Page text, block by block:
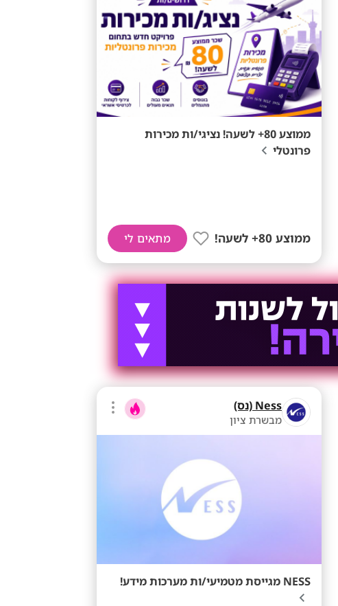
ממוצע 80+ לשעה! נציגי/ות מכירות
פרונטלי
ממוצע 80+ לשעה! מתאים לי
Ness (נס)
מבשרת ציון
NESS מגייסת מטמיעי/ות מערכות מידע!